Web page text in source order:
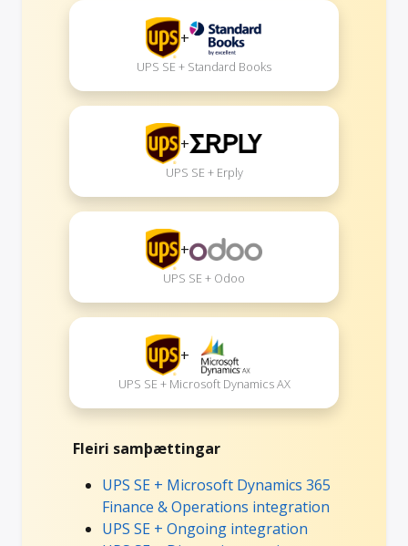
+
UPS SE + Standard Books
+
UPS SE + Erply
+
UPS SE + Odoo
+
UPS SE + Microsoft Dynamics AX
Fleiri samþættingar
UPS SE + Microsoft Dynamics 365
Finance & Operations integration
UPS SE + Ongoing integration